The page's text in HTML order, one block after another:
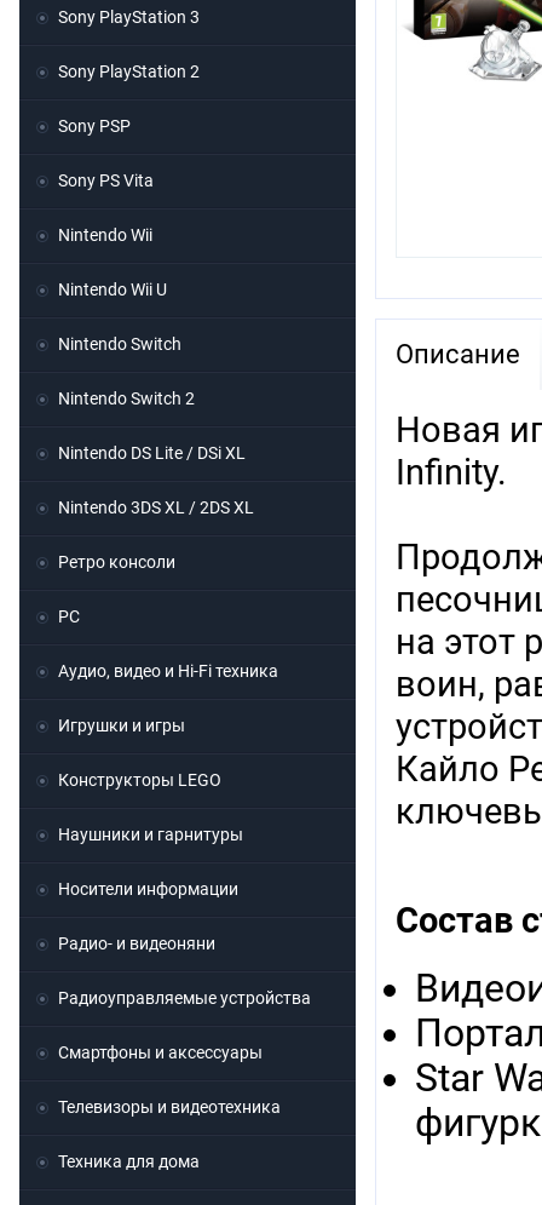
Описание
Новая
Infinity.
на этот
воин,
Кайло
Состав
Star
Sony PlayStation 3
Sony PlayStation 2
Sony PSP
Sony PS Vita
Nintendo Wii
Nintendo Wii U
Nintendo Switch
Nintendo Switch 2
Nintendo DS Lite / DSi XL
Nintendo 3DS XL / 2DS XL
Ретро консоли
PC
Аудио, видео и Hi-Fi техника
Игрушки и игры
Конструкторы LEGO
Наушники и гарнитуры
Носители информации
Радио- и видеоняни
Радиоуправляемые устройства
Смартфоны и аксессуары
Телевизоры и видеотехника
Техника для дома